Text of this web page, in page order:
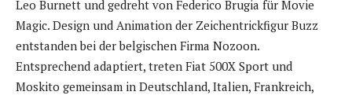
Leo Burnett und gedreht von Federico Brugia für Movie
Magic. Design und Animation der Zeichentrickfigur Buzz
entstanden bei der belgischen Firma Nozoon.
Entsprechend adaptiert, treten Fiat 500X Sport und
Moskito gemeinsam in Deutschland, Italien, Frankreich,